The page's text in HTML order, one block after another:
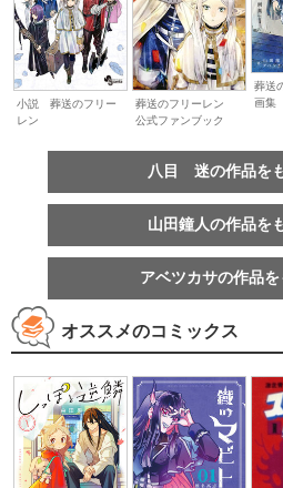
小説 葬送のフリー
レン
葬送のフリーレン
公式ファンブック
葬送
画集
八目 迷の作品を
山田鐘人の作品を
アベツカサの作品
オススメのコミックス